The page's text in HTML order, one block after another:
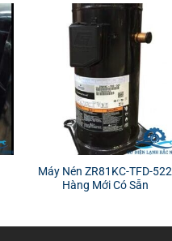
Máy Nén ZR81KC-TFD-522
Hàng Mới Có Sẵn